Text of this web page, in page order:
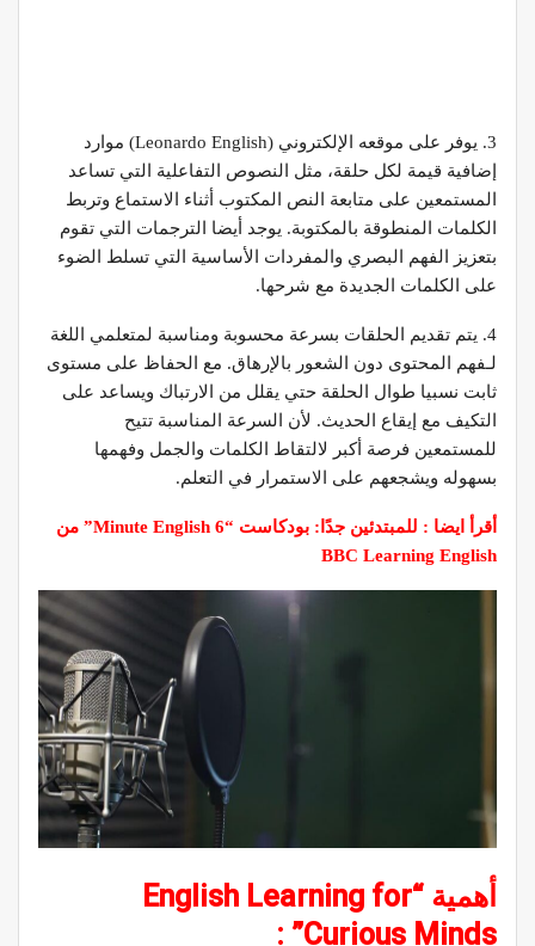
3. يوفر على موقعه الإلكتروني (Leonardo English) موارد
إضافية قيمة لكل حلقة، مثل النصوص التفاعلية التي تساعد
المستمعين على متابعة النص المكتوب أثناء الاستماع وتربط
الكلمات المنطوقة بالمكتوبة. يوجد أيضا الترجمات التي تقوم
بتعزيز الفهم البصري والمفردات الأساسية التي تسلط الضوء
على الكلمات الجديدة مع شرحها.
4. يتم تقديم الحلقات بسرعة محسوبة ومناسبة لمتعلمي اللغة
لـفهم المحتوى دون الشعور بالإرهاق. مع الحفاظ على مستوى
ثابت نسبيا طوال الحلقة حتي يقلل من الارتباك ويساعد على
التكيف مع إيقاع الحديث. لأن السرعة المناسبة تتيح
للمستمعين فرصة أكبر لالتقاط الكلمات والجمل وفهمها
بسهوله ويشجعهم على الاستمرار في التعلم.
أقرأ ايضا : للمبتدئين جدًا: بودكاست “6 Minute English” من
BBC Learning English
أهمية “English Learning for
Curious Minds” :